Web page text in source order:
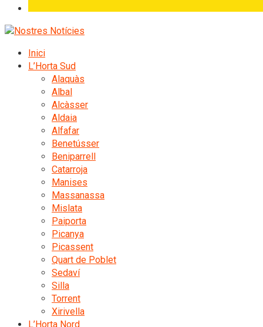
Inici
L’Horta Sud
Alaquàs
Albal
Alcàsser
Aldaia
Alfafar
Benetússer
Beniparrell
Catarroja
Manises
Massanassa
Mislata
Paiporta
Picanya
Picassent
Quart de Poblet
Sedaví
Silla
Torrent
Xirivella
L’Horta Nord